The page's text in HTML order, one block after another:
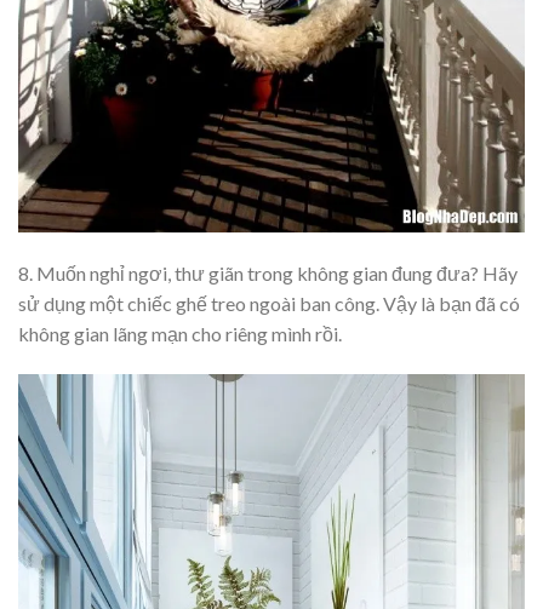
8. Muốn nghỉ ngơi, thư giãn trong không gian đung đưa? Hãy
sử dụng một chiếc ghế treo ngoài ban công. Vậy là bạn đã có
không gian lãng mạn cho riêng mình rồi.